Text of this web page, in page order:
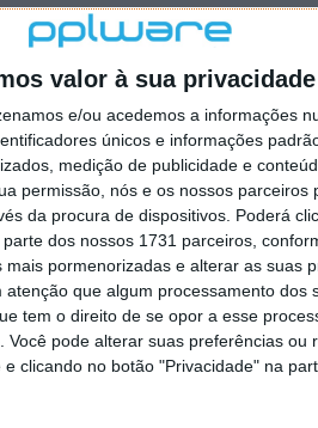
valor à sua privacidade
e/ou acedemos a informações
únicos e informações
medição de publicidade e
permissão, nós e os nossos parceiros
da procura de dispositivos. Poderá
dos nossos 1731 parceiros,
pormenorizadas e alterar as suas
atenção que algum processamento dos
tem o direito de se opor a esse
pode alterar suas preferências ou
clicando no botão "Privacidade" na